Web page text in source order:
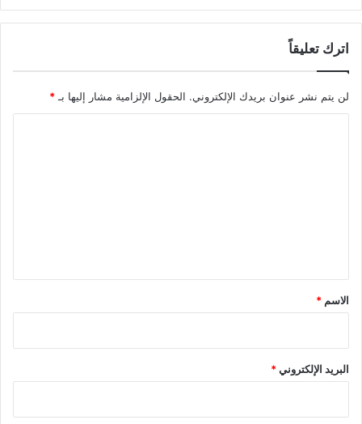
اترك تعليقاً
لن يتم نشر عنوان بريدك الإلكتروني. الحقول الإلزامية مشار إليها بـ *
*
الاسم *
البريد الإلكتروني*